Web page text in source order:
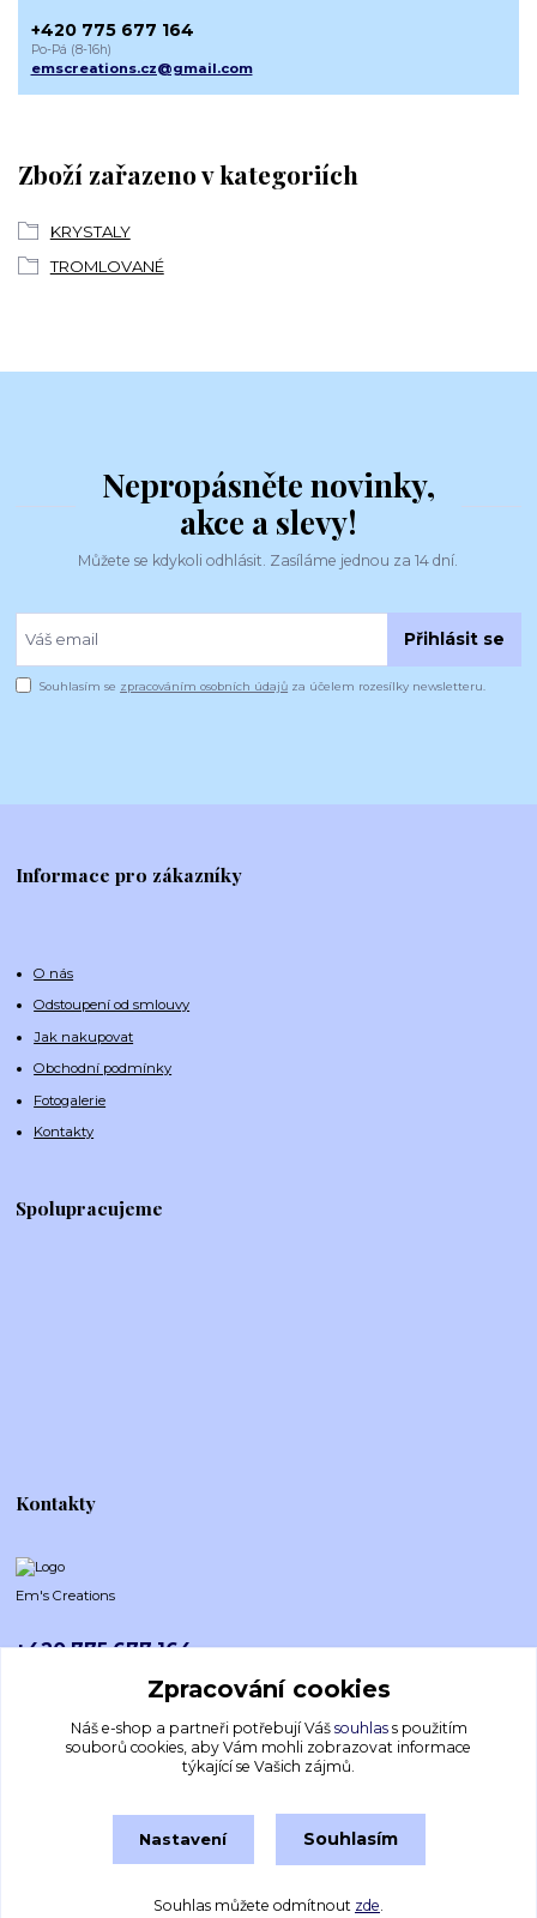
Zboží zařazeno v kategoriích
KRYSTALY
TROMLOVANÉ
+420 775 677 164
Po-Pá (8-16h)
emscreations.cz@gmail.com
Nepropásněte novinky,
akce a slevy!
Můžete se kdykoli odhlásit. Zasíláme jednou za 14 dní.
Přihlásit se
Souhlasím se zpracováním osobních údajů za účelem rozesílky newsletteru.
Informace pro zákazníky
O nás
Odstoupení od smlouvy
Jak nakupovat
Obchodní podmínky
Fotogalerie
Kontakty
Spolupracujeme
Kontakty
Em's Creations
+420 775 677 164
emscreations.cz@gmail.com
Vytvořeno na Eshop-rychle.cz
Zpracování cookies
Náš e-shop a partneři potřebují Váš souhlass použitím
souborů cookies, aby Vám mohli zobrazovat informace
týkající se Vašich zájmů.
Nastavení Souhlasím
Souhlas můžete odmítnout zde